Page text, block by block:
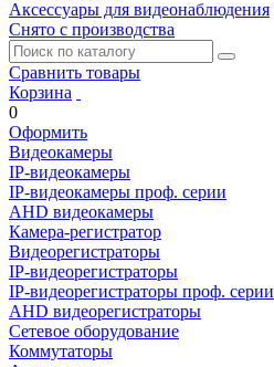
Аксессуары для видеонаблюдения
Снято с производства
Сравнить товары
Корзина
0
Оформить
Видеокамеры
IP-видеокамеры
IP-видеокамеры проф. серии
AHD видеокамеры
Камера-регистратор
Видеорегистраторы
IP-видеорегистраторы
IP-видеорегистраторы проф. серии
AHD видеорегистраторы
Сетевое оборудование
Коммутаторы